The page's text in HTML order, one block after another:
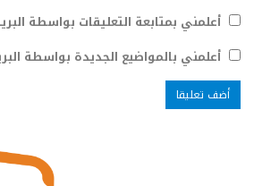
أعلمني بمتابعة التعليقات بواسطة
أعلمني بالمواضيع الجديدة بواسطة